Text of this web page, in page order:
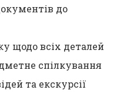
до
щодо всіх деталей
спілкування
та екскурсії